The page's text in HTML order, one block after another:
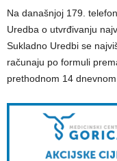
Na današnjoj 179.
Uredba o utvrđivanju
Sukladno Uredbi se
računaju po formuli
prethodnom 14